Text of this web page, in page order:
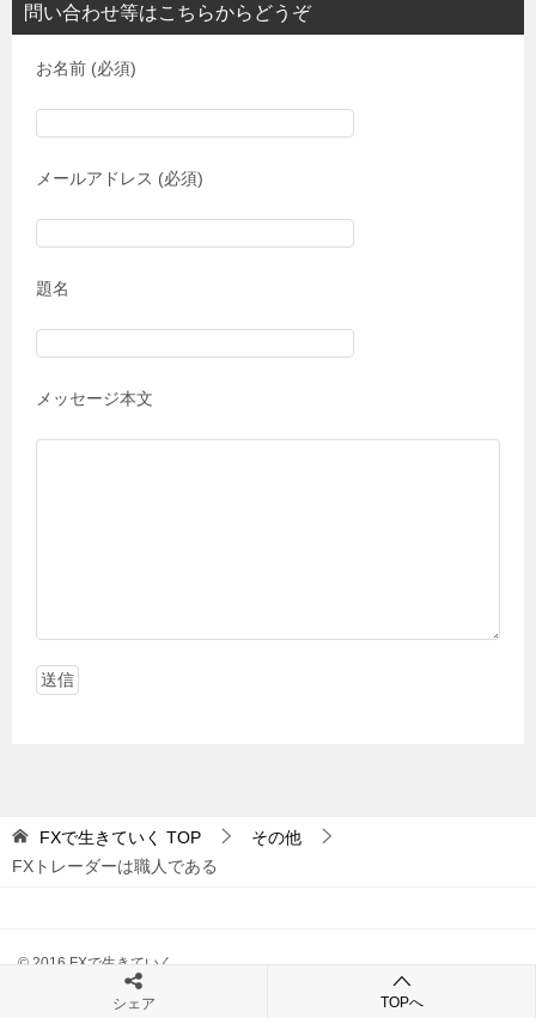
問い合わせ等はこちらからどうぞ
お名前 (必須)
メールアドレス (必須)
題名
メッセージ本文
FXで生きていく TOP
その他
FXトレーダーは職人である
© 2016 FXで生きていく
シェア TOPへ